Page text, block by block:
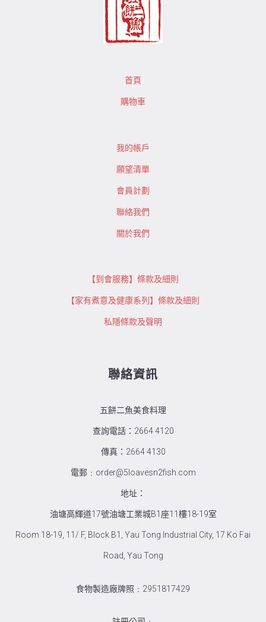
首頁
購物車
我的帳戶
願望清單
會員計劃
聯絡我們
關於我們
【到會服務】條款及細則
【家有煮意及健康系列】條款及細則
私隱條款及聲明
聯絡資訊
五餅二魚美食料理
查詢電話：2664 4120
傳真：2664 4130
電郵﹕order@5loavesn2fish.com
地址：
油塘高輝道17號油塘工業城B1座11樓18-19室
Room 18-19, 11/ F, Block B1, Yau Tong Industrial City, 17 Ko Fai
Road, Yau Tong
食物製造廠牌照﹕2951817429